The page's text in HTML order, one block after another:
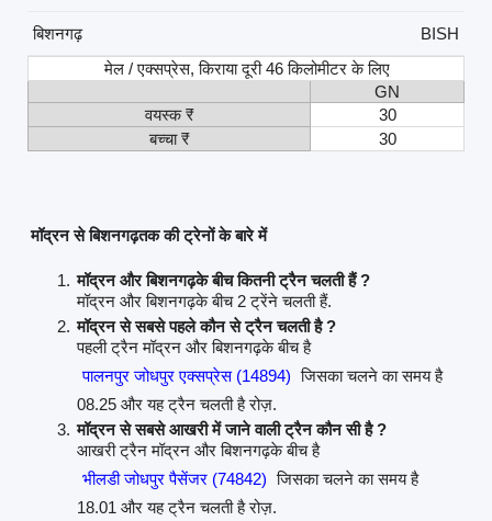
बिशनगढ़
BISH
मेल / एक्सप्रेस, किराया दूरी 46 किलोमीटर के लिए
GN
वयस्क ₹
30
बच्चा ₹
30
मॉद्रन से बिशनगढ़तक की ट्रेनों के बारे में
मॉद्रन और बिशनगढ़के बीच कितनी ट्रैन चलती हैं ?
मॉद्रन और बिशनगढ़के बीच 2 ट्रेंने चलती हैं.
मॉद्रन से सबसे पहले कौन से ट्रैन चलती है ?
पहली ट्रैन मॉद्रन और बिशनगढ़के बीच है
पालनपुर जोधपुर एक्सप्रेस (14894) जिसका चलने का समय है
08.25 और यह ट्रैन चलती है रोज़.
मॉद्रन से सबसे आखरी में जाने वाली ट्रैन कौन सी है ?
आखरी ट्रैन मॉद्रन और बिशनगढ़के बीच है
भीलडी जोधपुर पैसेंजर (74842) जिसका चलने का समय है
18.01 और यह ट्रैन चलती है रोज़.